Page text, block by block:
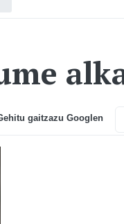
gaitzazu Googlen